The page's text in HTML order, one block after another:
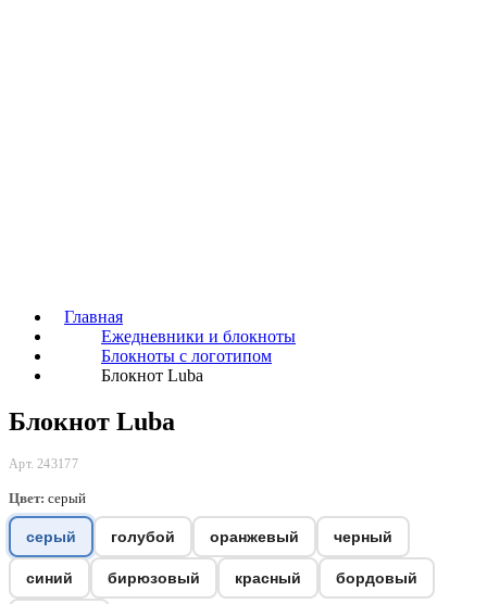
Главная
Ежедневники и блокноты
Блокноты с логотипом
Блокнот Luba
Блокнот Luba
Арт. 243177
Цвет: серый
серый голубой оранжевый черный
синий бирюзовый красный бордовый